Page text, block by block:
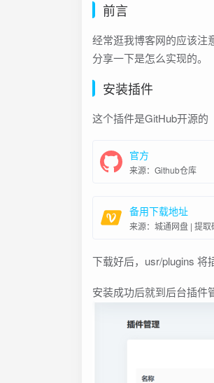
前言
经常逛我博客网的应该注
分享一下是怎么实现的。
安装插件
这个插件是GitHub开源的
官方
来源：Github仓库
备用下载地址
来源：城通网盘 | 提取
下载好后，usr/plugins 将
安装成功后就到后台插件